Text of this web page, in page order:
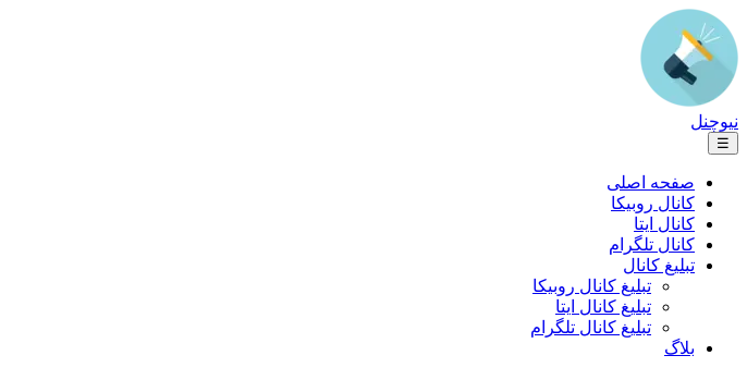
نیوچنل
☰
صفحه اصلی
کانال روبیکا
کانال ایتا
کانال تلگرام
تبلیغ کانال
تبلیغ کانال روبیکا
تبلیغ کانال ایتا
تبلیغ کانال تلگرام
بلاگ